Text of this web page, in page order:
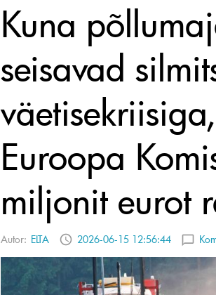
Kuna
seisavad
Euroopa
miljonit eurot
Autor: ELTA 2026-06-15 12:56:44